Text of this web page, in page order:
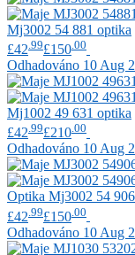
Mj3002 54 881 optika
£42 .99£150 .00
Odhadováno 10 Aug
Mj1002 49 631 optika
£42 .99£210 .00
Odhadováno 10 Aug
Optika Mj3002 54 906
£42 .99£150 .00
Odhadováno 10 Aug